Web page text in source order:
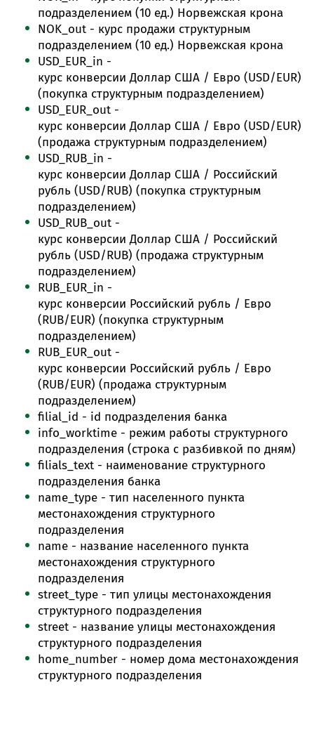
подразделением (10 ед.) Норвежская крона
NOK_out - курс продажи структурным
подразделением (10 ед.) Норвежская крона
USD_EUR_in -
курс конверсии Доллар США / Евро (USD/EUR)
(покупка структурным подразделением)
USD_EUR_out -
курс конверсии Доллар США / Евро (USD/EUR)
(продажа структурным подразделением)
USD_RUB_in -
курс конверсии Доллар США / Российский
рубль (USD/RUB) (покупка структурным
подразделением)
USD_RUB_out -
курс конверсии Доллар США / Российский
рубль (USD/RUB) (продажа структурным
подразделением)
RUB_EUR_in -
курс конверсии Российский рубль / Евро
(RUB/EUR) (покупка структурным
подразделением)
RUB_EUR_out -
курс конверсии Российский рубль / Евро
(RUB/EUR) (продажа структурным
подразделением)
filial_id - id подразделения банка
info_worktime - режим работы структурного
подразделения (строка с разбивкой по дням)
filials_text - наименование структурного
подразделения банка
name_type - тип населенного пункта
местонахождения структурного
подразделения
name - название населенного пункта
местонахождения структурного
подразделения
street_type - тип улицы местонахождения
структурного подразделения
street - название улицы местонахождения
структурного подразделения
home_number - номер дома местонахождения
структурного подразделения